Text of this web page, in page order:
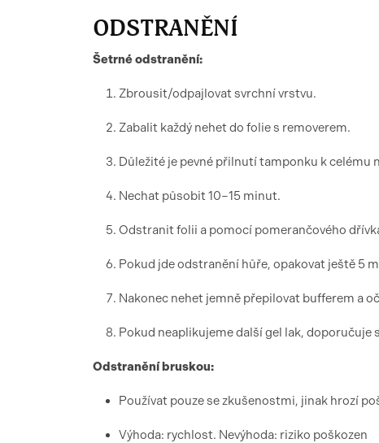
ODSTRANĚNÍ
Šetrné odstranění:
Zbrousit/odpajlovat svrchní vrstvu.
Zabalit každý nehet do folie s removerem.
Důležité je pevné přilnutí tamponku k celému
Nechat působit 10–15 minut.
Odstranit folii a pomocí pomerančového
Pokud jde odstranění hůře, opakovat ještě 5
Nakonec nehet jemně přepilovat bufferem a
Pokud neaplikujeme další gel lak,
Odstranění bruskou:
Používat pouze se zkušenostmi, jinak hrozí
Výhoda: rychlost. Nevýhoda: riziko poškozen